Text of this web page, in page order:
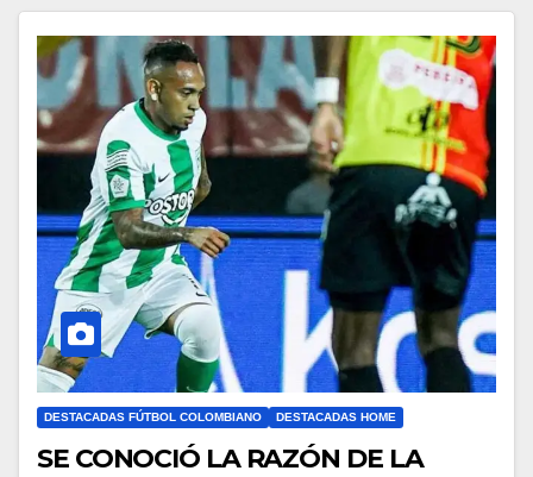
DESTACADAS FÚTBOL COLOMBIANO DESTACADAS HOME
SE CONOCIÓ LA RAZÓN DE LA